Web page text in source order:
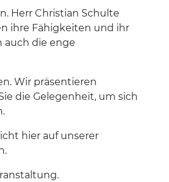
Herr Christian Schulte
ihre Fähigkeiten und ihr
auch die enge
Wir präsentieren
die Gelegenheit, um sich
hier auf unserer